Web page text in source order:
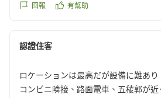
回報 有幫助
認證住客
ロケーションは最高だが設備に難あり
コンビニ隣接、路面電車、五稜郭が